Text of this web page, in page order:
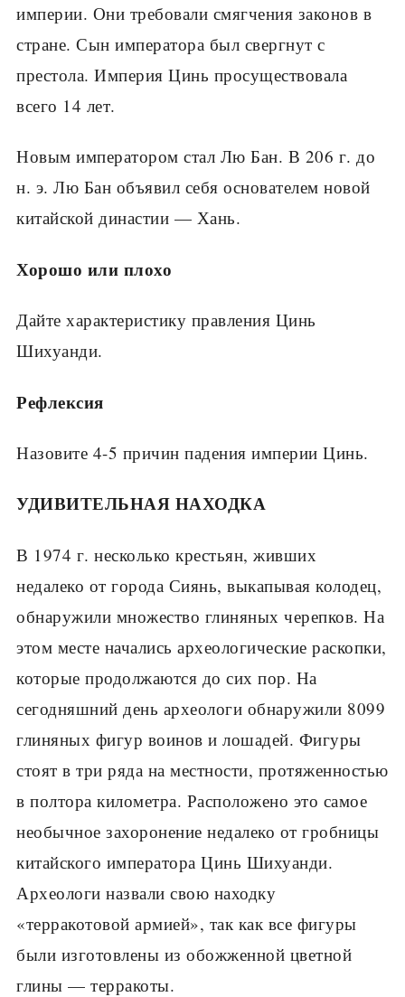
империи. Они требовали смягче­ния законов в
стране. Сын императора был свергнут с
престола. Империя Цинь просу­ществовала
всего 14 лет.
Новым императором стал Лю Бан. В 206 г. до
н. э. Лю Бан объявил себя основателем новой
китайской династии — Хань.
Хорошо или плохо
Дайте характеристику правления Цинь
Шихуанди.
Рефлексия
Назовите 4-5 причин падения империи Цинь.
УДИВИТЕЛЬНАЯ НАХОДКА
В 1974 г. несколько крестьян, живших
недалеко от города Сиянь, выкапывая колодец,
обнаружили множество глиняных черепков. На
этом месте начались археологические раскопки,
которые продолжаются до сих пор. На
сегодняшний день археологи обнаружили 8099
глиняных фигур воинов и лошадей. Фигуры
стоят в три ряда на местности, протяженностью
в полтора километра. Расположено это самое
необычное захоронение недалеко от гробницы
китайского императора Цинь Шихуанди.
Археологи назвали свою находку
«терракотовой армией», так как все фигуры
были изготовлены из обожженной цветной
глины — терракоты.